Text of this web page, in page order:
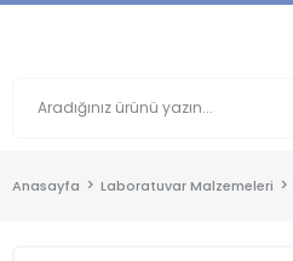
Anasayfa Laboratuvar Malzemeleri